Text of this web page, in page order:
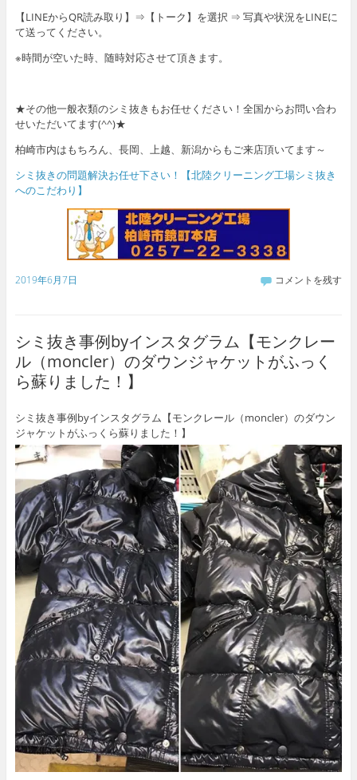
【LINEからQR読み取り】⇒【トーク】を選択 ⇒ 写真や状況をLINEに
て送ってください。
※時間が空いた時、随時対応させて頂きます。
★その他一般衣類のシミ抜きもお任せください！全国からお問い合わ
せいただいてます(^^)★
柏崎市内はもちろん、長岡、上越、新潟からもご来店頂いてます～
シミ抜きの問題解決お任せ下さい！【北陸クリーニング工場シミ抜き
へのこだわり】
2019年6月7日 コメントを残す
シミ抜き事例byインスタグラム【モンクレー
ル（moncler）のダウンジャケットがふっく
ら蘇りました！】
シミ抜き事例byインスタグラム【モンクレール（moncler）のダウン
ジャケットがふっくら蘇りました！】